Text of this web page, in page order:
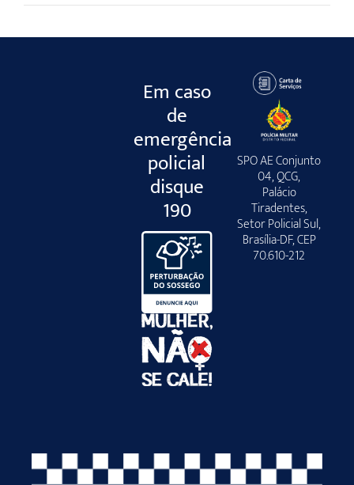
Em caso
de
emergência
policial
disque
190
SPO AE Conjunto
04, QCG,
Palácio
Tiradentes,
Setor Policial Sul,
Brasília-DF, CEP
70.610-212